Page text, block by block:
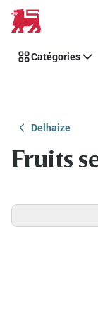
Passer
Catégories
Delhaize
Fruits